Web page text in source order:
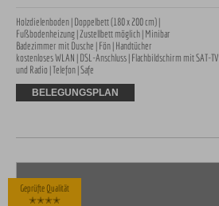
Holzdielenboden | Doppelbett (180 x 200 cm) |
Fußbodenheizung | Zustellbett möglich | Minibar
Badezimmer mit Dusche | Fön | Handtücher
kostenloses WLAN | DSL-Anschluss | Flachbildschirm mit SAT-TV
und Radio | Telefon | Safe
BELEGUNGSPLAN
Geprüfte Qualität
✭✭✭✭